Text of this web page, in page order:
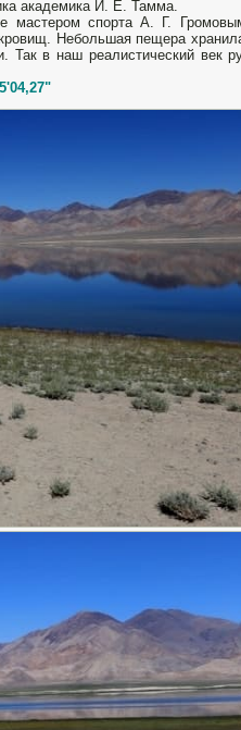
академика И. Е. Тамма.
мастером спорта А. Г.
Небольшая пещера
Так в наш реалистический век